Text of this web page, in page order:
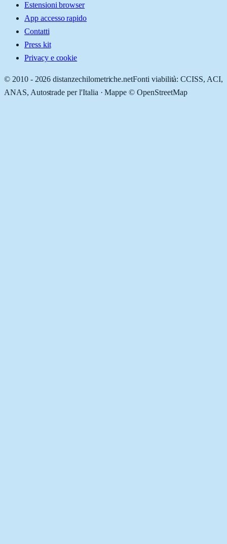
Estensioni browser
App accesso rapido
Contatti
Press kit
Privacy e cookie
© 2010 - 2026 distanzechilometriche.netFonti viabilità: CCISS, ACI,
ANAS, Autostrade per l'Italia · Mappe © OpenStreetMap